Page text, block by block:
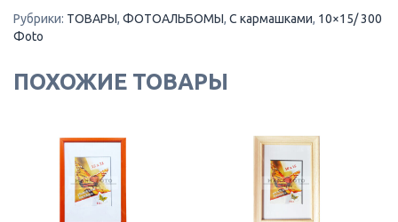
Рубрики: ТОВАРЫ, ФОТОАЛЬБОМЫ, С кармашками, 10×15/ 300
Фoto
ПОХОЖИЕ ТОВАРЫ